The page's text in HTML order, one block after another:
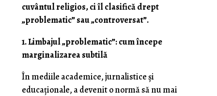
cuvântul religios, ci îl clasifică drept
„problematic” sau „controversat”.
1. Limbajul „problematic”: cum începe
marginalizarea subtilă
În mediile academice, jurnalistice și
educaționale, a devenit o normă să nu mai